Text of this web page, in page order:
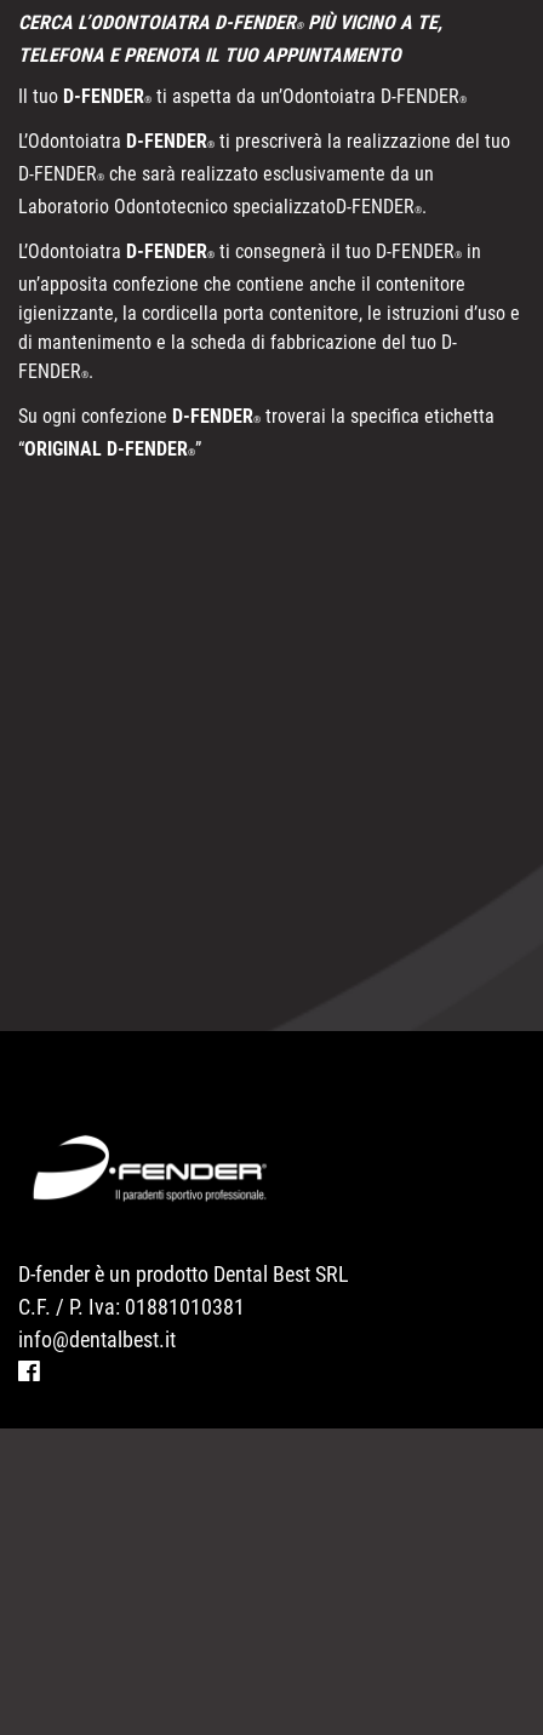
CERCA L’ODONTOIATRA D-FENDER®PIÙ VICINO A TE,
TELEFONA E PRENOTA IL TUO APPUNTAMENTO
Il tuo D-FENDER® ti aspetta da un’Odontoiatra D-FENDER®
L’Odontoiatra D-FENDER® ti prescriverà la realizzazione del tuo
D-FENDER® che sarà realizzato esclusivamente da un
Laboratorio Odontotecnico specializzatoD-FENDER®.
L’Odontoiatra D-FENDER® ti consegnerà il tuo D-FENDER® in
un’apposita confezione che contiene anche il contenitore
igienizzante, la cordicella porta contenitore, le istruzioni d’uso e
di mantenimento e la scheda di fabbricazione del tuo D-
FENDER®.
Su ogni confezione D-FENDER® troverai la specifica etichetta
“ORIGINAL D-FENDER®”
D-fender è un prodotto Dental Best SRL
C.F. / P. Iva: 01881010381
info@dentalbest.it